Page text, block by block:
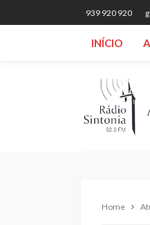
939 920 920
INÍCIO
Home